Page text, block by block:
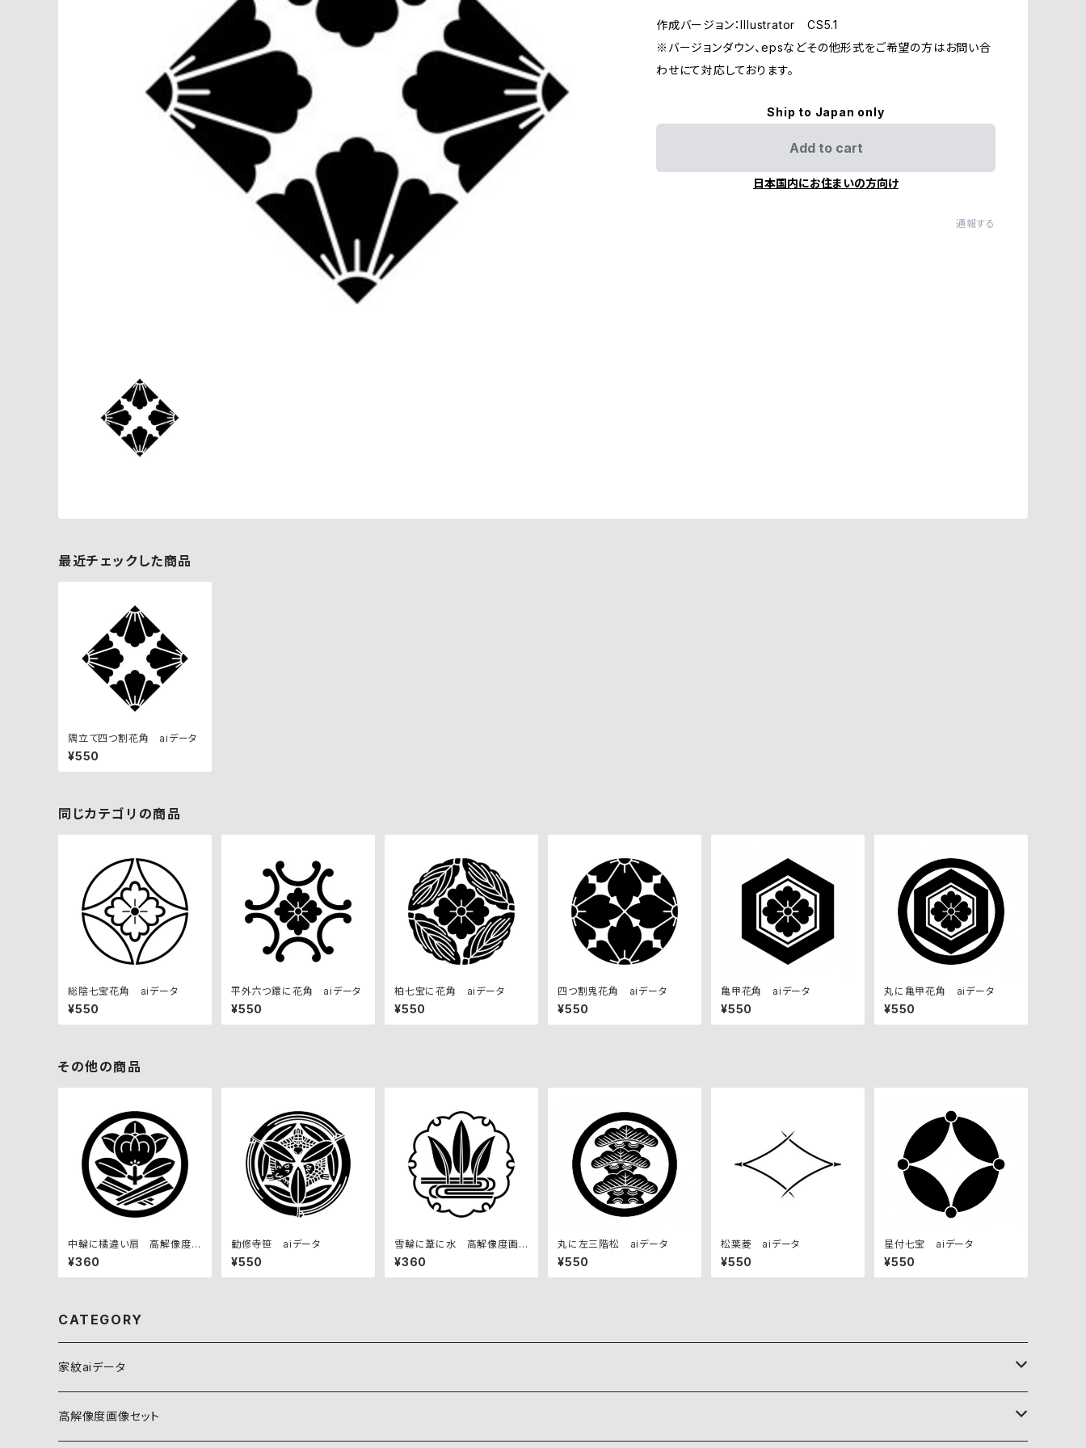
作成バージョン：Illustrator CS5.1
※バージョンダウン、epsなどその他形式をご希望の方はお問い合
わせにて対応しております。
Ship to Japan only
Add to cart
日本国内にお住まいの方向け
通報する
最近チェックした商品
隅立て四つ割花角 aiデータ
¥550
同じカテゴリの商品
総陰七宝花角 aiデータ
¥550
平外六つ鐶に花角 aiデータ
¥550
柏七宝に花角 aiデータ
¥550
四つ割鬼花角 aiデータ
¥550
亀甲花角 aiデータ
¥550
丸に亀甲花角 aiデータ
¥550
その他の商品
中輪に橘違い扇 高解像度画
像セット
¥360
勧修寺笹 aiデータ
¥550
雪輪に葦に水 高解像度画
像セット
¥360
丸に左三階松 aiデータ
¥550
松葉菱 aiデータ
¥550
星付七宝 aiデータ
¥550
CATEGORY
家紋aiデータ
自然紋
高解像度画像セット